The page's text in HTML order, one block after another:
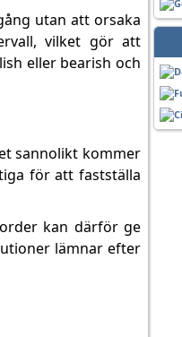
utan att orsaka
vilket gör att
eller bearish och
sannolikt kommer
för att fastställa
kan därför ge
lämnar efter